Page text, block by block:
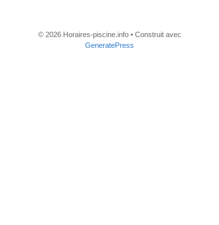
© 2026 Horaires-piscine.info• Construit avec
GeneratePress